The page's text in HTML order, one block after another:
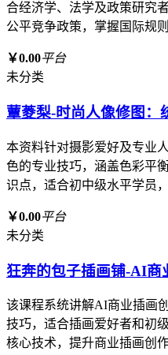
合经济学、法学及政策研究
公平竞争政策，掌握国际规
￥0.00平台
未分类
蕈菱梨-时尚人像修图：
本资料针对摄影爱好及专业
色的专业技巧，涵盖色彩平
识点，适合初中级水平学员
￥0.00平台
未分类
狂奔的包子插画铺-AI商
该课程系统讲解AI商业插画
技巧，适合插画爱好者和初
核心技术，提升商业插画创